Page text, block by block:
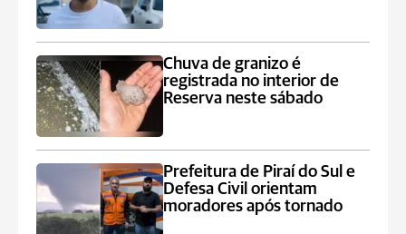
Chuva de granizo é
registrada no interior de
Reserva neste sábado
Prefeitura de Piraí do Sul e
Defesa Civil orientam
moradores após tornado